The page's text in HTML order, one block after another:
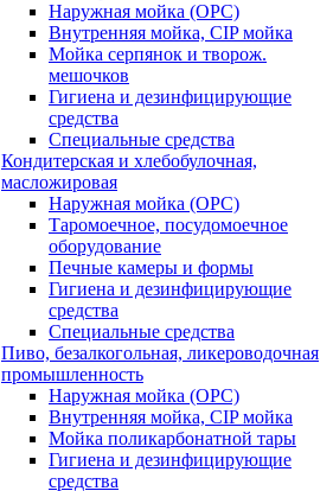
Наружная мойка (ОРС)
Внутренняя мойка, CIP мойка
Мойка серпянок и творож.
мешочков
Гигиена и дезинфицирующие
средства
Специальные средства
Кондитерская и хлебобулочная,
масложировая
Наружная мойка (ОРС)
Таромоечное, посудомоечное
оборудование
Печные камеры и формы
Гигиена и дезинфицирующие
средства
Специальные средства
Пиво, безалкогольная, ликероводочная
промышленность
Наружная мойка (ОРС)
Внутренняя мойка, CIP мойка
Мойка поликарбонатной тары
Гигиена и дезинфицирующие
средства